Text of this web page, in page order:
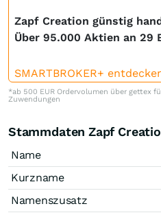
Zapf Creation günstig
Über 95.000 Aktien an 29
SMARTBROKER+
*ab 500 EUR Ordervolumen über gettex
Zuwendungen
Stammdaten Zapf
Name
Kurzname
Namenszusatz